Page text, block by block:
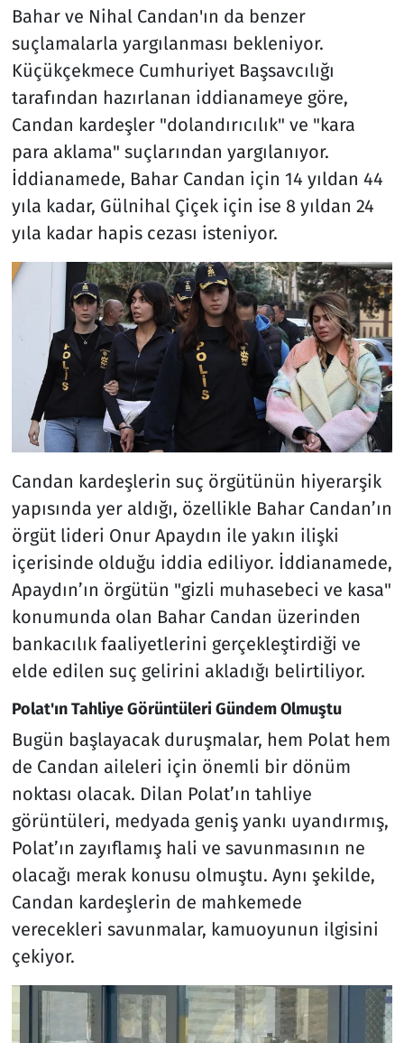
Bahar ve Nihal Candan'ın da benzer
suçlamalarla yargılanması bekleniyor.
Küçükçekmece Cumhuriyet Başsavcılığı
tarafından hazırlanan iddianameye göre,
Candan kardeşler "dolandırıcılık" ve "kara
para aklama" suçlarından yargılanıyor.
İddianamede, Bahar Candan için 14 yıldan 44
yıla kadar, Gülnihal Çiçek için ise 8 yıldan 24
yıla kadar hapis cezası isteniyor.
Candan kardeşlerin suç örgütünün hiyerarşik
yapısında yer aldığı, özellikle Bahar Candan’ın
örgüt lideri Onur Apaydın ile yakın ilişki
içerisinde olduğu iddia ediliyor. İddianamede,
Apaydın’ın örgütün "gizli muhasebeci ve kasa"
konumunda olan Bahar Candan üzerinden
bankacılık faaliyetlerini gerçekleştirdiği ve
elde edilen suç gelirini akladığı belirtiliyor.
Polat'ın Tahliye Görüntüleri Gündem Olmuştu
Bugün başlayacak duruşmalar, hem Polat hem
de Candan aileleri için önemli bir dönüm
noktası olacak. Dilan Polat’ın tahliye
görüntüleri, medyada geniş yankı uyandırmış,
Polat’ın zayıflamış hali ve savunmasının ne
olacağı merak konusu olmuştu. Aynı şekilde,
Candan kardeşlerin de mahkemede
verecekleri savunmalar, kamuoyunun ilgisini
çekiyor.